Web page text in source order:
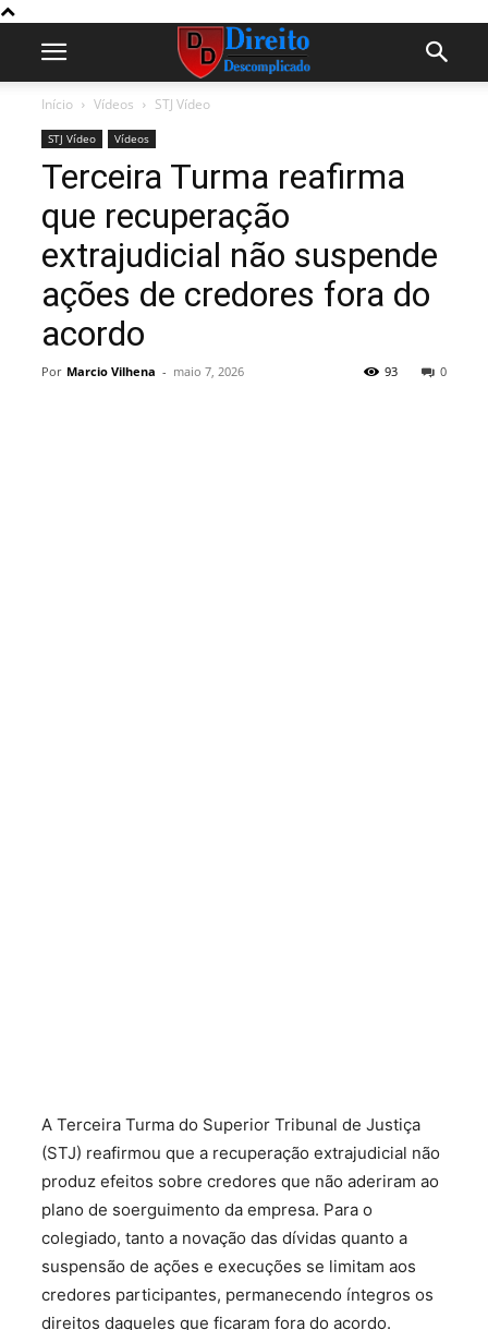
Início Vídeos STJ Vídeo
STJ Vídeo Vídeos
Terceira Turma reafirma
que recuperação
extrajudicial não suspende
ações de credores fora do
acordo
Por Marcio Vilhena - maio 7, 2026 0
93
A Terceira Turma do Superior Tribunal de Justiça
(STJ) reafirmou que a recuperação extrajudicial não
produz efeitos sobre credores que não aderiram ao
plano de soerguimento da empresa. Para o
colegiado, tanto a novação das dívidas quanto a
suspensão de ações e execuções se limitam aos
credores participantes, permanecendo íntegros os
direitos daqueles que ficaram fora do acordo.